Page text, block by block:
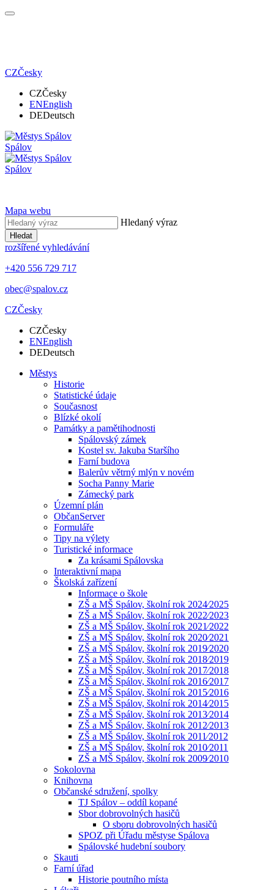
CZČesky
CZČesky
ENEnglish
DEDeutsch
Spálov
Spálov
Mapa webu
Hledaný výraz
Hledat
rozšířené vyhledávání
+420 556 729 717
obec@spalov.cz
CZČesky
CZČesky
ENEnglish
DEDeutsch
Městys
Historie
Statistické údaje
Současnost
Blízké okolí
Památky a pamětihodnosti
Spálovský zámek
Kostel sv. Jakuba Staršího
Farní budova
Balerův větrný mlýn v novém
Socha Panny Marie
Zámecký park
Územní plán
ObčanServer
Formuláře
Tipy na výlety
Turistické informace
Za krásami Spálovska
Interaktivní mapa
Školská zařízení
Informace o škole
ZŠ a MŠ Spálov, školní rok 2024⁄2025
ZŠ a MŠ Spálov, školní rok 2022⁄2023
ZŠ a MŠ Spálov, školní rok 2021⁄2022
ZŠ a MŠ Spálov, školní rok 2020⁄2021
ZŠ a MŠ Spálov, školní rok 2019⁄2020
ZŠ a MŠ Spálov, školní rok 2018⁄2019
ZŠ a MŠ Spálov, školní rok 2017⁄2018
ZŠ a MŠ Spálov, školní rok 2016⁄2017
ZŠ a MŠ Spálov, školní rok 2015⁄2016
ZŠ a MŠ Spálov, školní rok 2014⁄2015
ZŠ a MŠ Spálov, školní rok 2013⁄2014
ZŠ a MŠ Spálov, školní rok 2012⁄2013
ZŠ a MŠ Spálov, školní rok 2011⁄2012
ZŠ a MŠ Spálov, školní rok 2010⁄2011
ZŠ a MŠ Spálov, školní rok 2009⁄2010
Sokolovna
Knihovna
Občanské sdružení, spolky
TJ Spálov – oddíl kopané
Sbor dobrovolných hasičů
O sboru dobrovolných hasičů
SPOZ při Úřadu městyse Spálova
Spálovské hudební soubory
Skauti
Farní úřad
Historie poutního místa